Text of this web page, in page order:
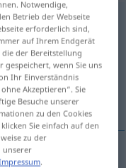
antippen)
Notwendige,
Betrieb der Webseite
erforderlich sind,
auf Ihrem Endgerät
der Bereitstellung
wenn Sie uns
Ihr Einverständnis
Akzeptieren“. Sie
Besuche unserer
zu den Cookies
Sie einfach auf den
zu der
unserer
.